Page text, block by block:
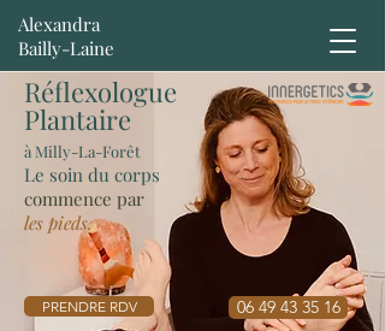
Alexandra
Bailly-Laine
Réflexologue
Plantaire
à Milly-La-Forêt
Le soin du corps
commence par
les pieds.
PRENDRE RDV 06 49 43 35 16